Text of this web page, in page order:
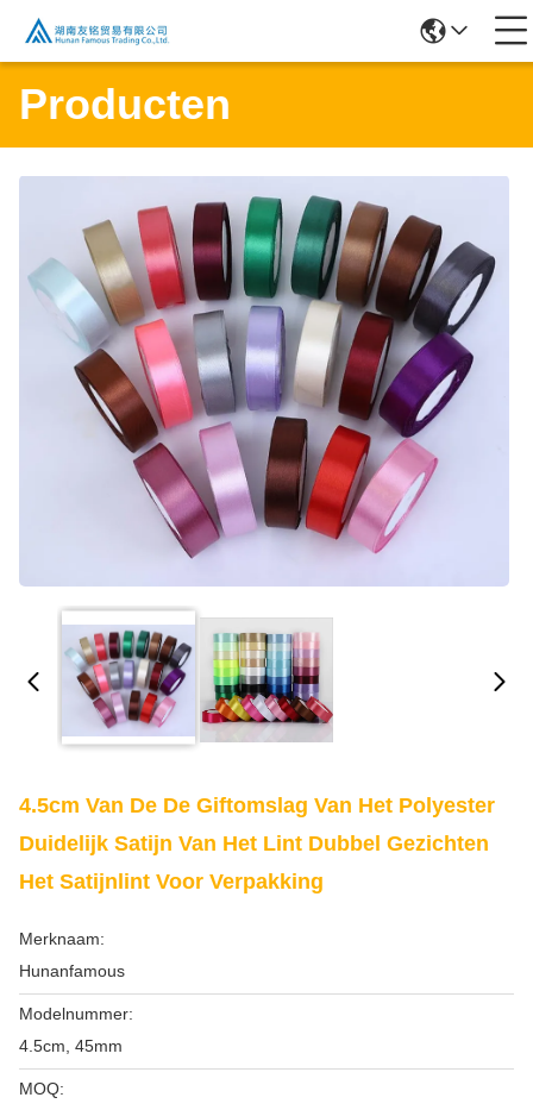
Producten
4.5cm Van De De Giftomslag Van Het Polyester
Duidelijk Satijn Van Het Lint Dubbel Gezichten
Het Satijnlint Voor Verpakking
Merknaam:
Hunanfamous
Modelnummer:
4.5cm, 45mm
MOQ: